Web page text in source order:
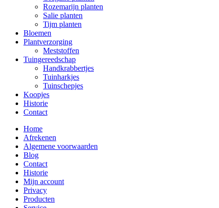
Rozemarijn planten
Salie planten
Tijm planten
Bloemen
Plantverzorging
Meststoffen
Tuingereedschap
Handkrabbertjes
Tuinharkjes
Tuinschepjes
Koopjes
Historie
Contact
Home
Afrekenen
Algemene voorwaarden
Blog
Contact
Historie
Mijn account
Privacy
Producten